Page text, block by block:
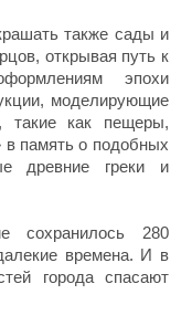
также сады и
открывая путь к
эпохи
моделирующие
такие как пещеры,
память о подобных
древние греки и
сохранилось 280
времена. И в
города спасают